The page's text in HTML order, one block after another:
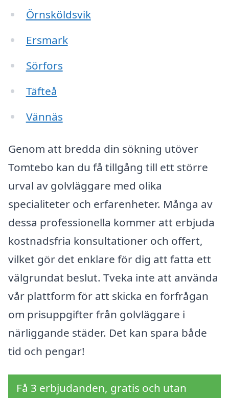
Örnsköldsvik
Ersmark
Sörfors
Täfteå
Vännäs
Genom att bredda din sökning utöver
Tomtebo kan du få tillgång till ett större
urval av golvläggare med olika
specialiteter och erfarenheter. Många av
dessa professionella kommer att erbjuda
kostnadsfria konsultationer och offert,
vilket gör det enklare för dig att fatta ett
välgrundat beslut. Tveka inte att använda
vår plattform för att skicka en förfrågan
om prisuppgifter från golvläggare i
närliggande städer. Det kan spara både
tid och pengar!
Få 3 erbjudanden, gratis och utan